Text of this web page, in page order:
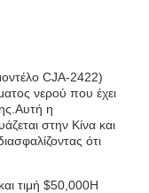
CJA-2422)
νερού που έχει
η
στην Κίνα και
ότι
τιμή $50,000Η